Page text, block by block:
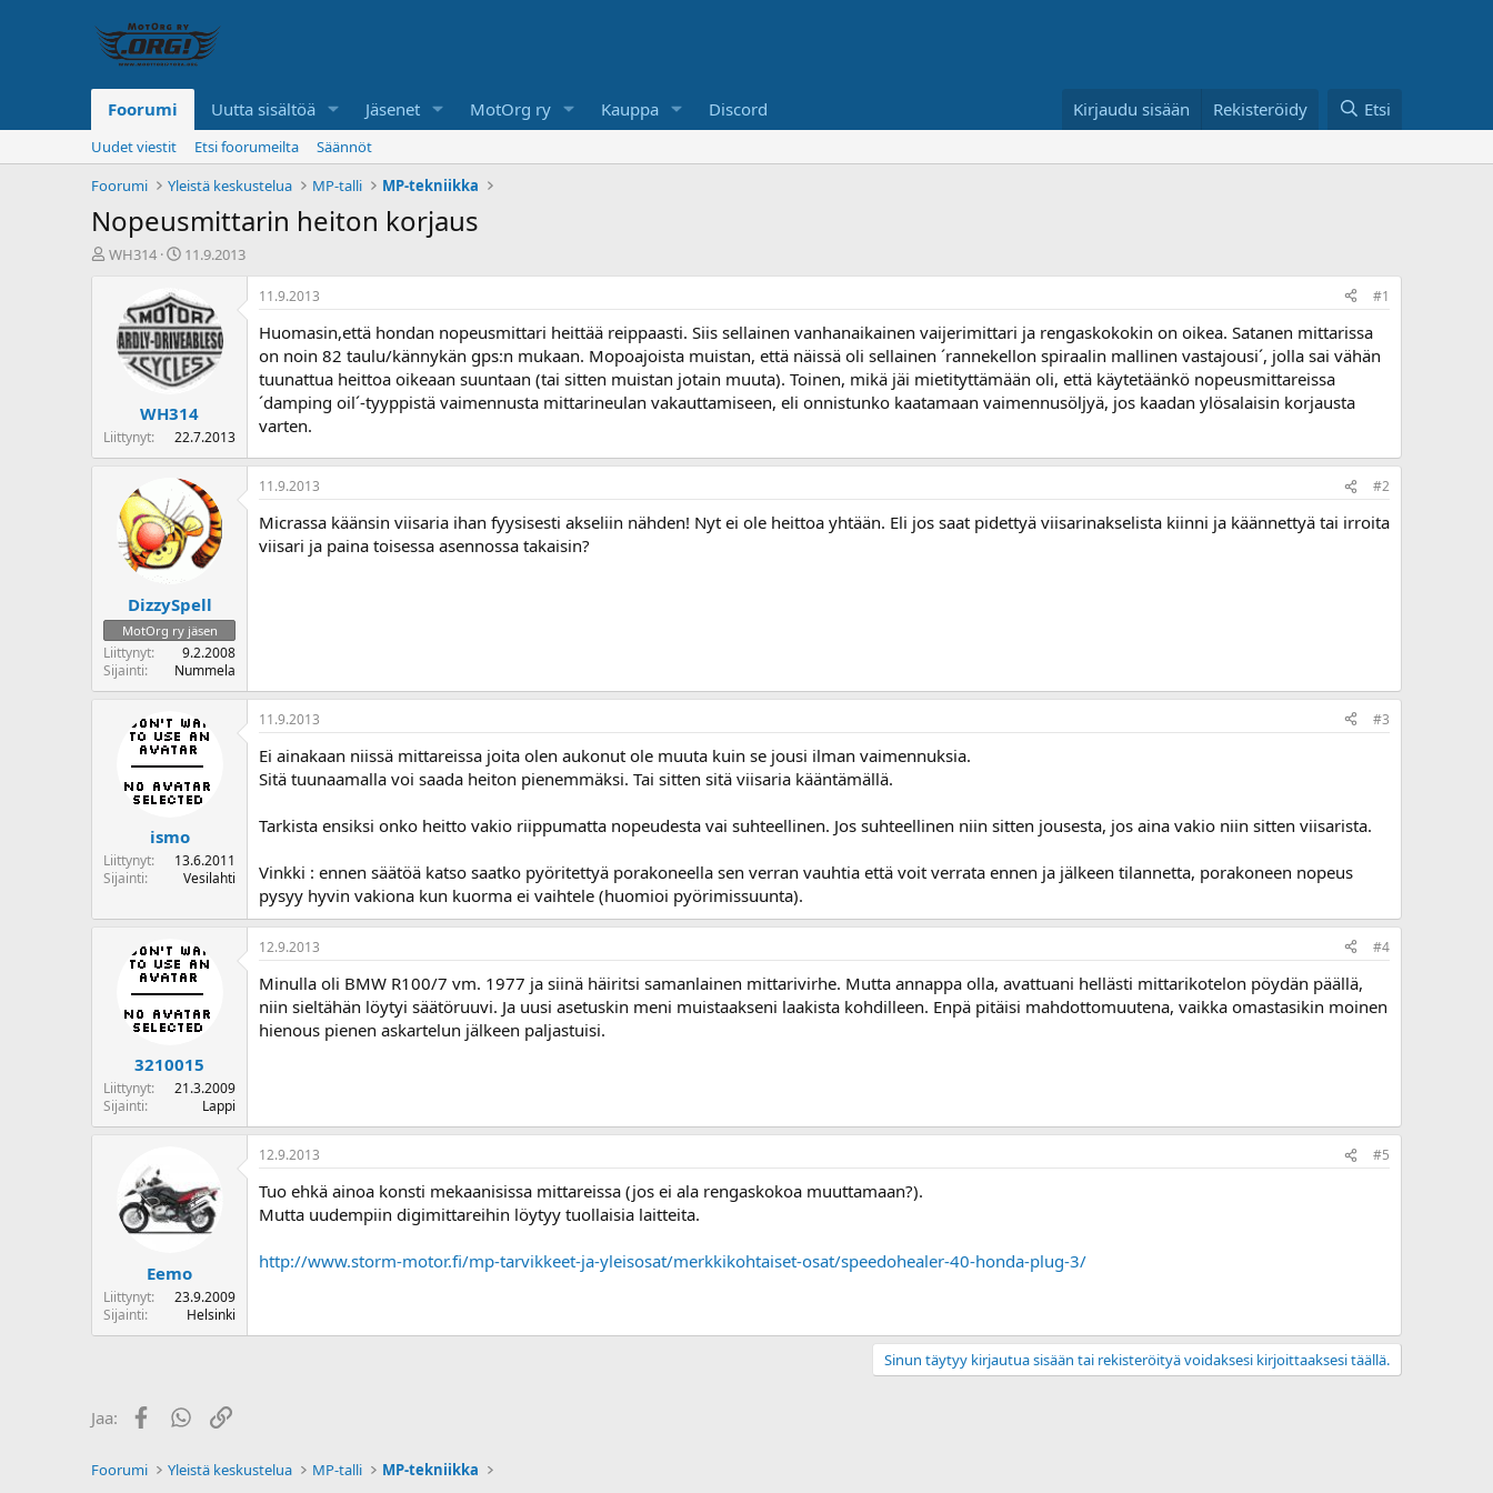
Foorumi Uutta sisältöä Jäsenet MotOrg ry Kauppa Discord Kirjaudu sisään Rekisteröidy Etsi
Uudet viestit Etsi foorumeilta
Säännöt
Foorumi
Yleistä keskustelua MP-talli MP-tekniikka
Nopeusmittarin heiton korjaus
K
u
WH314
A
i
t
u
s
p
ä
i
11.9.2013
WH314
Liittynyt 22.7.2013
11.9.2013 #1
Huomasin,että hondan nopeusmittari heittää reippaasti. Siis sellainen vanhanaikainen vaijerimittari ja rengaskokokin on oikea. Satanen mittarissa
on noin 82 taulu/kännykän gps:n mukaan. Mopoajoista muistan, että näissä oli sellainen ´rannekellon spiraalin mallinen vastajousi´, jolla sai vähän
tuunattua heittoa oikeaan suuntaan (tai sitten muistan jotain muuta). Toinen, mikä jäi mietityttämään oli, että käytetäänkö nopeusmittareissa
´damping oil´-tyyppistä vaimennusta mittarineulan vakauttamiseen, eli onnistunko kaatamaan vaimennusöljyä, jos kaadan ylösalaisin korjausta
varten.
DizzySpell
MotOrg ry jäsen
Liittynyt
9.2.2008
Sijainti
Nummela
11.9.2013 #2
Micrassa käänsin viisaria ihan fyysisesti akseliin nähden! Nyt ei ole heittoa yhtään. Eli jos saat pidettyä viisarinakselista kiinni ja käännettyä tai irroita
viisari ja paina toisessa asennossa takaisin?
ismo
Liittynyt
13.6.2011
Sijainti
Vesilahti
11.9.2013 #3
Ei ainakaan niissä mittareissa joita olen aukonut ole muuta kuin se jousi ilman vaimennuksia.
Sitä tuunaamalla voi saada heiton pienemmäksi. Tai sitten sitä viisaria kääntämällä.
Tarkista ensiksi onko heitto vakio riippumatta nopeudesta vai suhteellinen. Jos suhteellinen niin sitten jousesta, jos aina vakio niin sitten viisarista.
Vinkki : ennen säätöä katso saatko pyöritettyä porakoneella sen verran vauhtia että voit verrata ennen ja jälkeen tilannetta, porakoneen nopeus
pysyy hyvin vakiona kun kuorma ei vaihtele (huomioi pyörimissuunta).
3210015
Liittynyt
21.3.2009
Sijainti
Lappi
12.9.2013 #4
Minulla oli BMW R100/7 vm. 1977 ja siinä häiritsi samanlainen mittarivirhe. Mutta annappa olla, avattuani hellästi mittarikotelon pöydän päällä,
niin sieltähän löytyi säätöruuvi. Ja uusi asetuskin meni muistaakseni laakista kohdilleen. Enpä pitäisi mahdottomuutena, vaikka omastasikin moinen
hienous pienen askartelun jälkeen paljastuisi.
Eemo
Liittynyt
23.9.2009
Sijainti
Helsinki
12.9.2013 #5
Tuo ehkä ainoa konsti mekaanisissa mittareissa (jos ei ala rengaskokoa muuttamaan?).
Mutta uudempiin digimittareihin löytyy tuollaisia laitteita.
http://www.storm-motor.fi/mp-tarvikkeet-ja-yleisosat/merkkikohtaiset-osat/speedohealer-40-honda-plug-3/
Sinun täytyy kirjautua sisään tai rekisteröityä voidaksesi kirjoittaaksesi täällä.
Jaa: FacebookWhatsApp
Linkki
Foorumi Yleistä keskustelua MP-talli MP-tekniikka